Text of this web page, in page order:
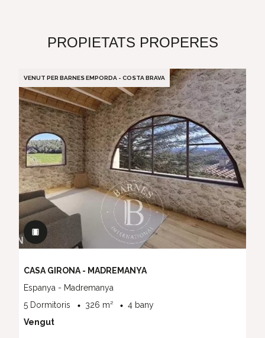
PROPIETATS PROPERES
VENUT PER BARNES EMPORDA - COSTA BRAVA
CASA GIRONA - MADREMANYA
Espanya - Madremanya
5 Dormitoris
326 m²
4 bany
Vengut